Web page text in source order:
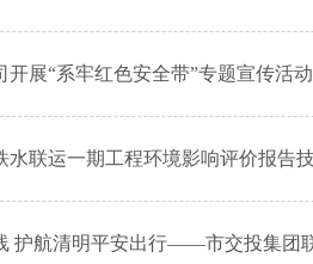
开展“系牢红色安全带”专题宣传活动
水联运一期工程环境影响评价报告
护航清明平安出行——市交投集团